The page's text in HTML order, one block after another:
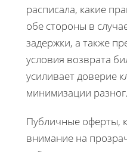
расписала, какие
обе стороны в
задержки, а также
условия возврата
усиливает доверие
минимизации
Публичные оферты,
внимание на